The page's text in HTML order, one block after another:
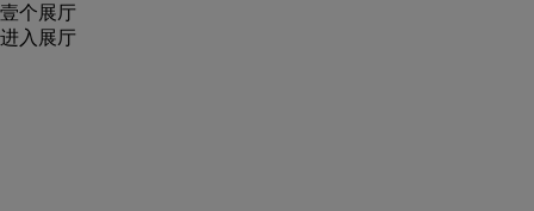
壹个展厅
进入展厅